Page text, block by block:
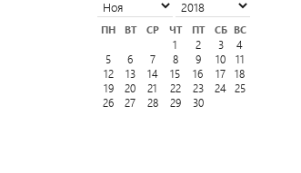
ПН ВТ СР ЧТ ПТ СБ ВС
1
2 3
4
5
6 7 8 9 10
11
12
13 14 15 16 17
18
19
20 21 22 23 24 25
26
27 28 29 30